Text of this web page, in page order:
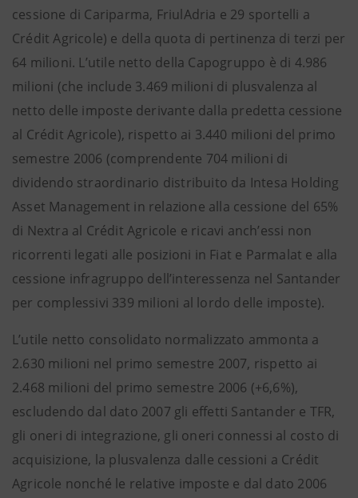
cessione di Cariparma, FriulAdria e 29 sportelli a
Crédit Agricole) e della quota di pertinenza di terzi per
64 milioni. L’utile netto della Capogruppo è di 4.986
milioni (che include 3.469 milioni di plusvalenza al
netto delle imposte derivante dalla predetta cessione
al Crédit Agricole), rispetto ai 3.440 milioni del primo
semestre 2006 (comprendente 704 milioni di
dividendo straordinario distribuito da Intesa Holding
Asset Management in relazione alla cessione del 65%
di Nextra al Crédit Agricole e ricavi anch’essi non
ricorrenti legati alle posizioni in Fiat e Parmalat e alla
cessione infragruppo dell’interessenza nel Santander
per complessivi 339 milioni al lordo delle imposte).
L’utile netto consolidato normalizzato ammonta a
2.630 milioni nel primo semestre 2007, rispetto ai
2.468 milioni del primo semestre 2006 (+6,6%),
escludendo dal dato 2007 gli effetti Santander e TFR,
gli oneri di integrazione, gli oneri connessi al costo di
acquisizione, la plusvalenza dalle cessioni a Crédit
Agricole nonché le relative imposte e dal dato 2006